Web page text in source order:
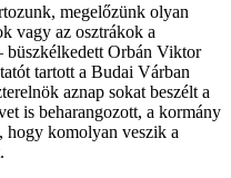
megelőzünk olyan
vagy az osztrákok a
büszkélkedett Orbán Viktor
tartott a Budai Várban
aznap sokat beszélt a
is beharangozott, a kormány
hogy komolyan veszik a